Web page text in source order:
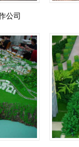
公司